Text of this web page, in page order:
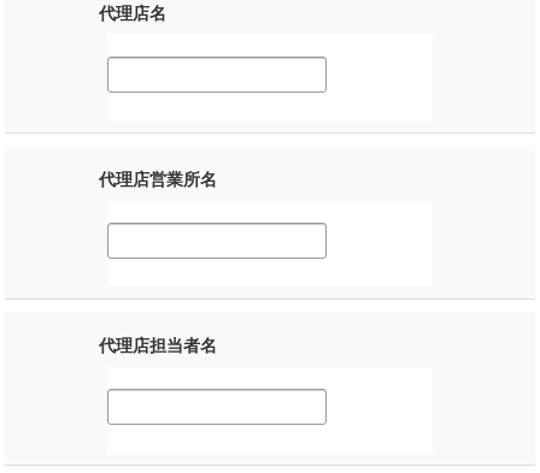
代理店名
代理店営業所名
代理店担当者名